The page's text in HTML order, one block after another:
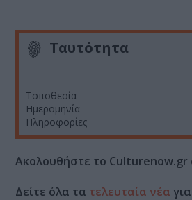
Ταυτότητα
Τοποθεσία
Ημερομηνία
Πληροφορίες
Ακολουθήστε το Culturenow.gr
Δείτε όλα τα τελευταία νέα